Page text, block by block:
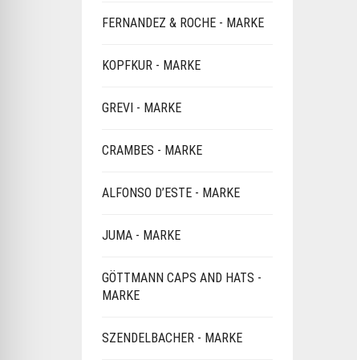
FERNANDEZ & ROCHE - MARKE
KOPFKUR - MARKE
GREVI - MARKE
CRAMBES - MARKE
ALFONSO D’ESTE - MARKE
JUMA - MARKE
GÖTTMANN CAPS AND HATS -
MARKE
SZENDELBACHER - MARKE